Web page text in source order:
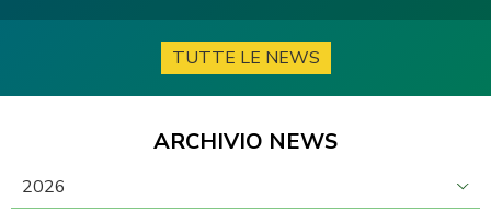
TUTTE LE NEWS
ARCHIVIO NEWS
2026